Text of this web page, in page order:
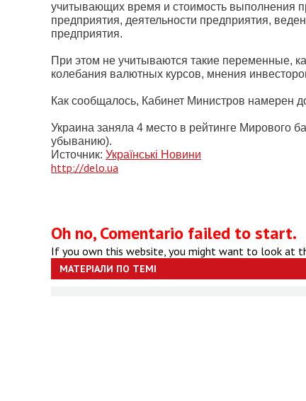
учитывающих время и стоимость выполнения
предприятия, деятельности предприятия,
предприятия.
При этом не учитываются такие переменные,
колебания валютных курсов, мнения
Как сообщалось, Кабинет Министров намерен
Украина заняла 4 место в рейтинге Мирового
убыванию).
Источник: Українські Новини
http://delo.ua
Oh no, Comentario failed to start.
If you own this website, you might want to look at
МАТЕРІАЛИ ПО ТЕМІ